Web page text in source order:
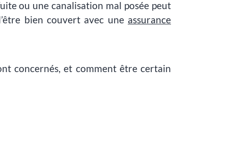
ou une canalisation mal posée peut
bien couvert avec une assurance
concernés, et comment être certain